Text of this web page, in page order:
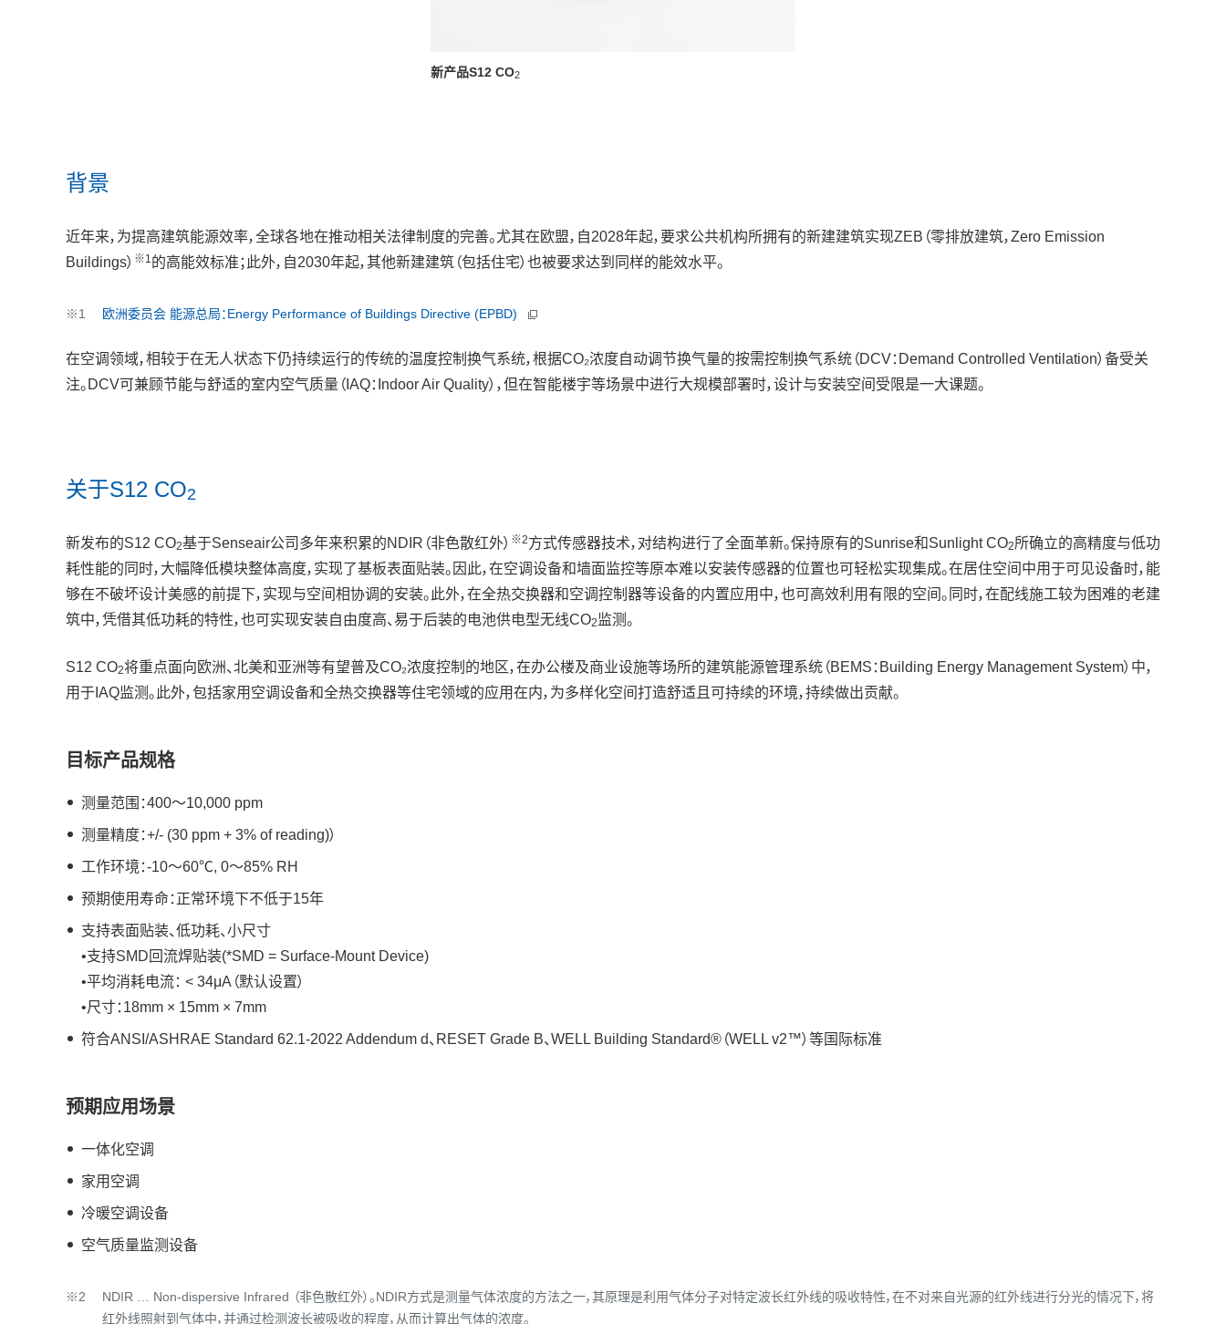
新产品S12 CO2
背景
近年来，为提高建筑能源效率，全球各地在推动相关法律制度的完善。尤其在欧盟，自2028年起，要求公共机构所拥有的新建建筑实现ZEB（零排放建筑，Zero Emission
Buildings） ※1的高能效标准；此外，自2030年起，其他新建建筑（包括住宅）也被要求达到同样的能效水平。
※1 欧洲委员会 能源总局：Energy Performance of Buildings Directive (EPBD)
在空调领域，相较于在无人状态下仍持续运行的传统的温度控制换气系统，根据CO₂浓度自动调节换气量的按需控制换气系统（DCV：Demand Controlled Ventilation）备受关
注。DCV可兼顾节能与舒适的室内空气质量（IAQ：Indoor Air Quality），但在智能楼宇等场景中进行大规模部署时，设计与安装空间受限是一大课题。
关于S12 CO2
新发布的S12 CO2基于Senseair公司多年来积累的NDIR（非色散红外） ※2方式传感器技术，对结构进行了全面革新。保持原有的Sunrise和Sunlight CO2所确立的高精度与低功
耗性能的同时，大幅降低模块整体高度，实现了基板表面贴装。因此，在空调设备和墙面监控等原本难以安装传感器的位置也可轻松实现集成。在居住空间中用于可见设备时，能
够在不破坏设计美感的前提下，实现与空间相协调的安装。此外，在全热交换器和空调控制器等设备的内置应用中，也可高效利用有限的空间。同时，在配线施工较为困难的老建
筑中，凭借其低功耗的特性，也可实现安装自由度高、易于后装的电池供电型无线CO2 监测。
S12 CO2将重点面向欧洲、北美和亚洲等有望普及CO₂浓度控制的地区，在办公楼及商业设施等场所的建筑能源管理系统（BEMS：Building Energy Management System）中，
用于IAQ监测。此外，包括家用空调设备和全热交换器等住宅领域的应用在内，为多样化空间打造舒适且可持续的环境，持续做出贡献。
目标产品规格
测量范围：400～10,000 ppm
测量精度：+/- (30 ppm + 3% of reading)）
工作环境：-10～60℃, 0～85% RH
预期使用寿命：正常环境下不低于15年
支持表面贴装、低功耗、小尺寸
•支持SMD回流焊贴装(*SMD = Surface-Mount Device)
•平均消耗电流： < 34μA（默认设置）
•尺寸：18mm × 15mm × 7mm
符合ANSI/ASHRAE Standard 62.1-2022 Addendum d、RESET Grade B、WELL Building Standard®（WELL v2™）等国际标准
预期应用场景
一体化空调
家用空调
冷暖空调设备
空气质量监测设备
※2
NDIR … Non-dispersive Infrared （非色散红外）。NDIR方式是测量气体浓度的方法之一，其原理是利用气体分子对特定波长红外线的吸收特性，在不对来自光源的红外线进行分光的情况下，将
红外线照射到气体中，并通过检测波长被吸收的程度，从而计算出气体的浓度。